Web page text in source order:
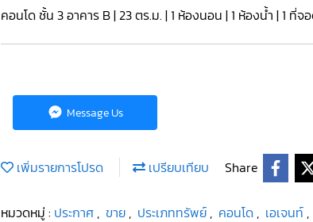
คอนโด ชั้น 3 อาคาร B | 23 ตร.ม. | 1 ห้องนอน | 1 ห้องน้ำ | 1 ที่จ
Message Us
เพิ่มรายการโปรด เปรียบเทียบ Share
หมวดหมู่ : ประกาศ , ขาย , ประเภททรัพย์ , คอนโด , เอเจนท์ ,